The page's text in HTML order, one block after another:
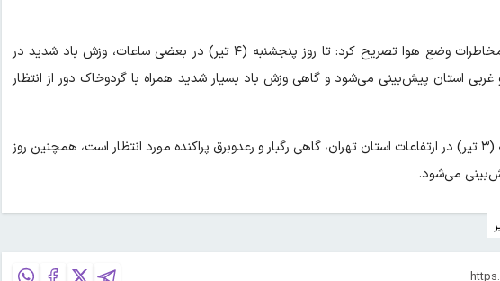
رئیس مرکز ملی پیش‌بینی و مدیریت بحران مخاطرات وضع هوا تصریح کرد: تا روز پنجشنبه (۴ تیر) در بعضی ساعات، وزش باد شدید در
غربی استان پیش‌بینی می‌شود و گاهی وزش باد بسیار شدید همراه با گردوخاک دور از انتظار
ضیائیان ذر پایان خاطرنشان کرد: روز چهارشنبه (۳ تیر) در ارتفاعات استان تهران، گاهی رگبار و رعدوبرق پراکنده مورد انتظار است، همچنین روز
می‌شود.